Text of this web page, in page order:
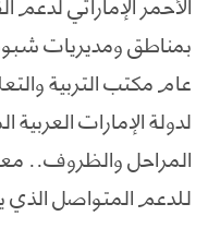
بمناطق ومديريات
عام مكتب التربية
لدولة الإمارات
المراحل والظروف..
للدعم المتواصل الذي